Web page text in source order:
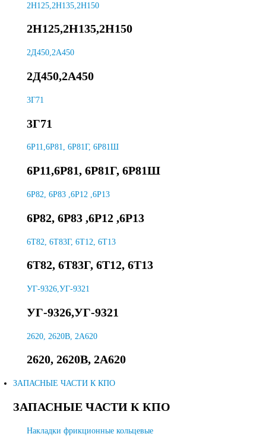
2H125,2H135,2H150
2H125,2H135,2H150
2Д450,2А450
2Д450,2А450
3Г71
3Г71
6Р11,6Р81, 6Р81Г, 6Р81Ш
6Р11,6Р81, 6Р81Г, 6Р81Ш
6Р82, 6Р83 ,6Р12 ,6Р13
6Р82, 6Р83 ,6Р12 ,6Р13
6T82, 6Т83Г, 6Т12, 6Т13
6T82, 6Т83Г, 6Т12, 6Т13
УГ-9326,УГ-9321
УГ-9326,УГ-9321
2620, 2620В, 2А620
2620, 2620В, 2А620
ЗАПАСНЫЕ ЧАСТИ К КПО
ЗАПАСНЫЕ ЧАСТИ К КПО
Накладки фрикционные кольцевые